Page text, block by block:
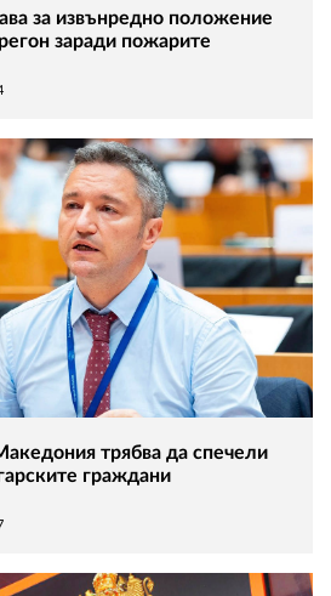
за извънредно положение
заради пожарите
трябва да спечели
граждани